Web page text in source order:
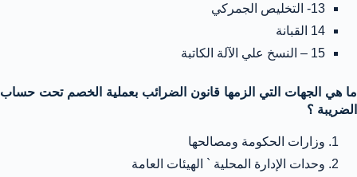
13- التخليص الجمركي
14 القبانة
15 – النسخ علي الآلة الكاتبة
ما هي الجهات التي الزمها قانون الضرائب بعملية الخصم تحت حساب
الضريبة ؟
وزارات الحكومة ومصالحها
وحدات الإدارة المحلية ` الهيئات العامة